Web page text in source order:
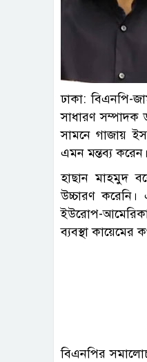
ঢাকা: বিএনপি-
সাধারণ সম্পাদক
সামনে গাজায়
এমন মন্তব্য করেন।
হাছান মাহমুদ
উচ্চারণ করেনি।
ইউরোপ-
ব্যবস্থা কায়েমের
বিএনপির